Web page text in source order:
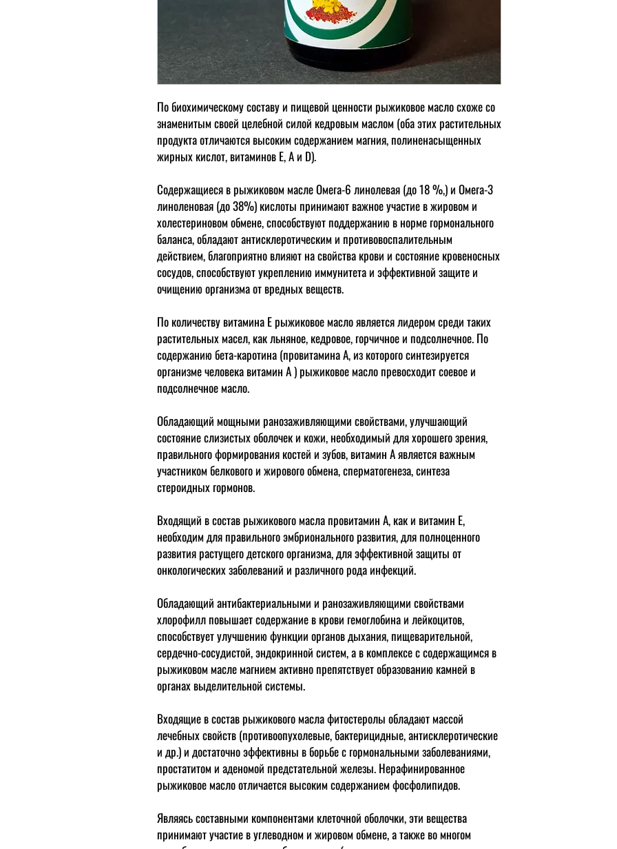
По биохимическому составу и пищевой ценности рыжиковое масло схоже со
знаменитым своей целебной силой кедровым маслом (оба этих растительных
продукта отличаются высоким содержанием магния, полиненасыщенных
жирных кислот, витаминов Е, А и D).
Содержащиеся в рыжиковом масле Омега-6 линолевая (до 18 %,) и Омега-3
линоленовая (до 38%) кислоты принимают важное участие в жировом и
холестериновом обмене, способствуют поддержанию в норме гормонального
баланса, обладают антисклеротическим и противовоспалительным
действием, благоприятно влияют на свойства крови и состояние кровеносных
сосудов, способствуют укреплению иммунитета и эффективной защите и
очищению организма от вредных веществ.
По количеству витамина Е рыжиковое масло является лидером среди таких
растительных масел, какльняное, кедровое, горчичное и подсолнечное. По
содержанию бета-каротина (провитамина А, из которого синтезируется
организме человека витамин А ) рыжиковое масло превосходит соевое и
подсолнечное масло.
Обладающий мощными ранозаживляющими свойствами, улучшающий
состояние слизистых оболочек и кожи, необходимый для хорошего зрения,
правильного формирования костей и зубов, витамин А является важным
участником белкового и жирового обмена, сперматогенеза, синтеза
стероидных гормонов.
Входящий в состав рыжикового масла провитамин А, как и витамин Е,
необходим для правильного эмбрионального развития, для полноценного
развития растущего детского организма, для эффективной защиты от
онкологических заболеваний и различного рода инфекций.
Обладающий антибактериальными и ранозаживляющими свойствами
хлорофилл повышает содержание в крови гемоглобина и лейкоцитов,
способствует улучшению функции органов дыхания, пищеварительной,
сердечно-сосудистой, эндокринной систем, а в комплексе с содержащимся в
рыжиковом масле магнием активно препятствует образованию камней в
органах выделительной системы.
Входящие в состав рыжикового масла фитостеролы обладают массой
лечебных свойств (противоопухолевые, бактерицидные, антисклеротические
и др.) и достаточно эффективны в борьбе с гормональными заболеваниями,
простатитом и аденомой предстательной железы. Нерафинированное
рыжиковое масло отличается высоким содержанием фосфолипидов.
Являясь составными компонентами клеточной оболочки, эти вещества
принимают участие в углеводном и жировом обмене, а также во многом